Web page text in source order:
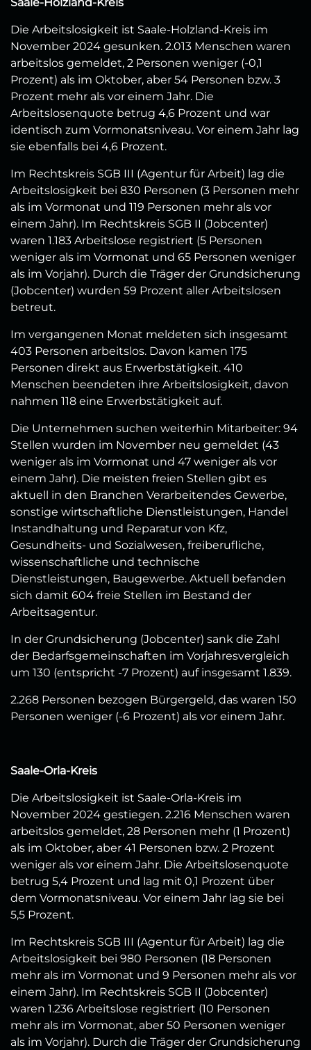
Die Arbeitslosigkeit ist Saale-Holzland-Kreis im
November 2024 gesunken. 2.013 Menschen waren
arbeitslos gemeldet, 2 Personen weniger (-0,1
Prozent) als im Oktober, aber 54 Personen bzw. 3
Prozent mehr als vor einem Jahr. Die
Arbeitslosenquote betrug 4,6 Prozent und war
identisch zum Vormonatsniveau. Vor einem Jahr lag
sie ebenfalls bei 4,6 Prozent.
Im Rechtskreis SGB III (Agentur für Arbeit) lag die
Arbeitslosigkeit bei 830 Personen (3 Personen mehr
als im Vormonat und 119 Personen mehr als vor
einem Jahr). Im Rechtskreis SGB II (Jobcenter)
waren 1.183 Arbeitslose registriert (5 Personen
weniger als im Vormonat und 65 Personen weniger
als im Vorjahr). Durch die Träger der Grundsicherung
(Jobcenter) wurden 59 Prozent aller Arbeitslosen
betreut.
Im vergangenen Monat meldeten sich insgesamt
403 Personen arbeitslos. Davon kamen 175
Personen direkt aus Erwerbstätigkeit. 410
Menschen beendeten ihre Arbeitslosigkeit, davon
nahmen 118 eine Erwerbstätigkeit auf.
Die Unternehmen suchen weiterhin Mitarbeiter: 94
Stellen wurden im November neu gemeldet (43
weniger als im Vormonat und 47 weniger als vor
einem Jahr). Die meisten freien Stellen gibt es
aktuell in den Branchen Verarbeitendes Gewerbe,
sonstige wirtschaftliche Dienstleistungen, Handel
Instandhaltung und Reparatur von Kfz,
Gesundheits- und Sozialwesen, freiberufliche,
wissenschaftliche und technische
Dienstleistungen, Baugewerbe. Aktuell befanden
sich damit 604 freie Stellen im Bestand der
Arbeitsagentur.
In der Grundsicherung (Jobcenter) sank die Zahl
der Bedarfsgemeinschaften im Vorjahresvergleich
um 130 (entspricht -7 Prozent) auf insgesamt 1.839.
2.268 Personen bezogen Bürgergeld, das waren 150
Personen weniger (-6 Prozent) als vor einem Jahr.
Saale-Orla-Kreis
Die Arbeitslosigkeit ist Saale-Orla-Kreis im
November 2024 gestiegen. 2.216 Menschen waren
arbeitslos gemeldet, 28 Personen mehr (1 Prozent)
als im Oktober, aber 41 Personen bzw. 2 Prozent
weniger als vor einem Jahr. Die Arbeitslosenquote
betrug 5,4 Prozent und lag mit 0,1 Prozent über
dem Vormonatsniveau. Vor einem Jahr lag sie bei
5,5 Prozent.
Im Rechtskreis SGB III (Agentur für Arbeit) lag die
Arbeitslosigkeit bei 980 Personen (18 Personen
mehr als im Vormonat und 9 Personen mehr als vor
einem Jahr). Im Rechtskreis SGB II (Jobcenter)
waren 1.236 Arbeitslose registriert (10 Personen
mehr als im Vormonat, aber 50 Personen weniger
als im Vorjahr). Durch die Träger der Grundsicherung